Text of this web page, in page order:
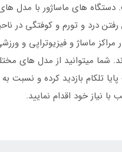
های ماساژور با مدل
رفتن درد و تورم و کوفتگی در
مراکز ماساژ و فیزیوتراپی و
شما میتوانید از مدل های
تلکام بازدید کرده و نسبت
با نیاز خود اقدام نمایید.